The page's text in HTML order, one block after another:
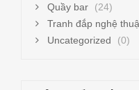
Quầy bar
(24)
Tranh đắp nghệ
Uncategorized
(0)